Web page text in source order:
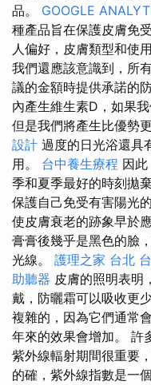
品。 GOOGLE
種產品旨在保護皮膚免
人偏好，皮膚類型和使
我們還應該意識到，所
議的金額時提供承諾的
內產生維生素D，如果
但是我們將產生比優勢
設計 過度的日光浴還具
用。 台中養生療程 因
季和夏季最好的時刻拋
保護自己免受有害陽光
使皮膚衰老的跡象早於
膏膏後幾乎是黑色的臉
光線。 護理之家 台北
助聽器 皮膚的照明表明
戴，防曬霜可以吸收更
複雜的，因為它們通常
年來的效果會增加。 許
紫外線輻射期間很重要
的確，紫外線指數是一